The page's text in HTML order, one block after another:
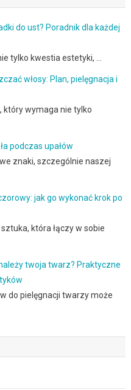
do ust? Poradnik dla każdej
tylko kwestia estetyki, …
włosy: Plan, pielęgnacja i
który wymaga nie tylko
podczas upałów
znaki, szczególnie naszej
jak go wykonać krok po
która łączy w sobie
twoja twarz? Praktyczne
do pielęgnacji twarzy może